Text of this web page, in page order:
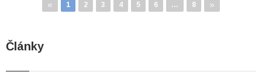
« 1 2 3 4 5 6 … 8 »
Články